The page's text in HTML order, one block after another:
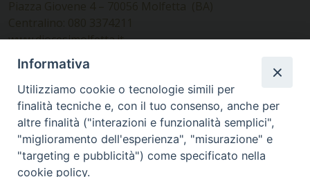
www.diocesimolfetta.it –
diocesimolfetta@pec.chiesacattolica.it
Ufficio Comunicazioni sociali
Piazza Giovene 4 – 70056 Molfetta (BA)
comunicazionisociali@diocesimolfetta.it
Informativa
Utilizziamo cookie o tecnologie simili per
finalità tecniche e, con il tuo consenso, anche per
altre finalità ("interazioni e funzionalità semplici",
"miglioramento dell'esperienza", "misurazione" e
"targeting e pubblicità") come specificato nella
cookie policy.